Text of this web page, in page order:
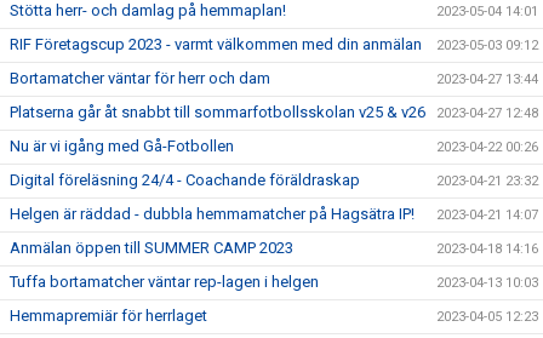
Stötta herr- och damlag på hemmaplan! 2023-05-04 14:01
RIF Företagscup 2023 - varmt välkommen med din anmälan 2023-05-03 09:12
Bortamatcher väntar för herr och dam 2023-04-27 13:44
Platserna går åt snabbt till sommarfotbollsskolan v25 & v26 2023-04-27 12:48
Nu är vi igång med Gå-Fotbollen 2023-04-22 00:26
Digital föreläsning 24/4 - Coachande föräldraskap 2023-04-21 23:32
Helgen är räddad - dubbla hemmamatcher på Hagsätra IP! 2023-04-21 14:07
Anmälan öppen till SUMMER CAMP 2023 2023-04-18 14:16
Tuffa bortamatcher väntar rep-lagen i helgen 2023-04-13 10:03
Hemmapremiär för herrlaget 2023-04-05 12:23